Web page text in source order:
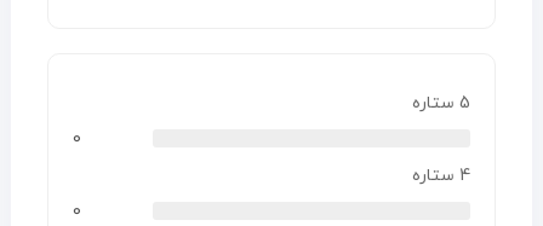
5 ستاره
0
4 ستاره
0